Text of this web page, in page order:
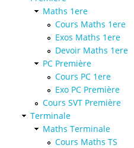
Maths 1ere
Cours Maths 1ere
Exos Maths 1ere
Devoir Maths 1ere
PC Première
Cours PC 1ere
Exo PC Première
Cours SVT Première
Terminale
Maths Terminale
Cours Maths TS